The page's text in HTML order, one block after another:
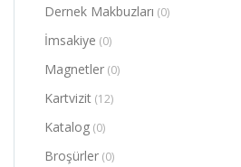
Dernek Makbuzları (0)
İmsakiye (0)
Magnetler (0)
Kartvizit (12)
Katalog (0)
Broşürler (0)